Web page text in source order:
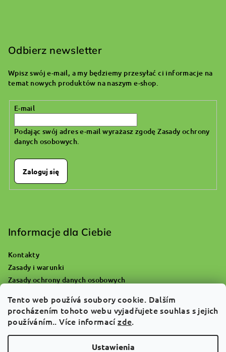
Tento web používá soubory cookie. Dalším
procházením tohoto webu vyjadřujete souhlas s jejich
používáním.. Více informacízde.
Ustawienia
Odbierz newsletter
Wpisz swój e-mail, a my będziemy przesyłać ci informacje na
temat nowych produktów na naszym e-shop.
E-mail
Podając swój adres e-mail wyrażasz zgodęZasady ochrony
danych osobowych.
Zaloguj się
Informacje dla Ciebie
Kontakty
Zasady i warunki
Zasady ochrony danych osobowych
Reklamacje i zwrot towaru
O nas